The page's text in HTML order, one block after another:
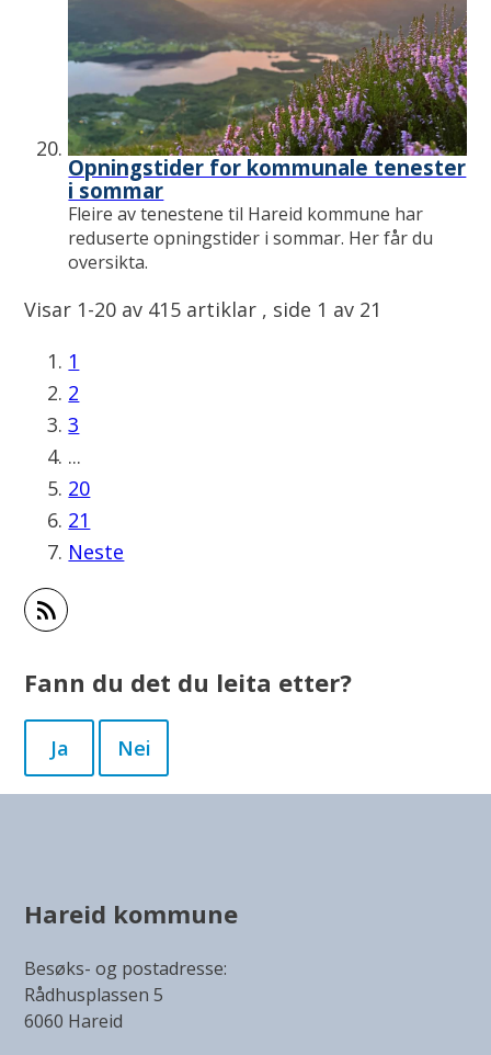
Opningstider for kommunale tenester
i sommar
Fleire av tenestene til Hareid kommune har
reduserte opningstider i sommar. Her får du
oversikta.
Visar 1-20 av 415 artiklar , side 1 av 21
1
2
3
...
20
21
Neste
Fann du det du leita etter?
Ja Nei
Hareid kommune
Besøks- og postadresse:
Rådhusplassen 5
6060 Hareid